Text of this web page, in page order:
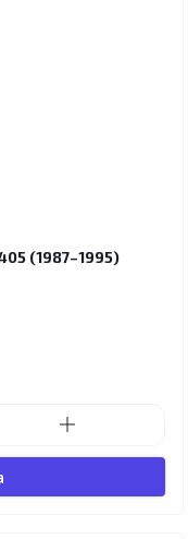
(1987–1995)